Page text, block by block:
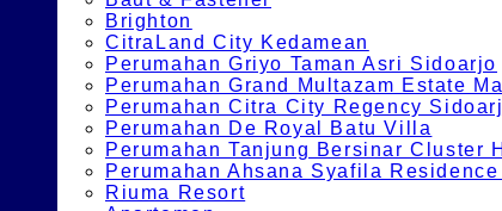
Brighton
CitraLand City Kedamean
Perumahan Griyo Taman Asri Sidoarjo
Perumahan Grand Multazam Estate
Perumahan Citra City Regency
Perumahan De Royal Batu Villa
Perumahan Tanjung Bersinar Cluster
Perumahan Ahsana Syafila
Riuma Resort